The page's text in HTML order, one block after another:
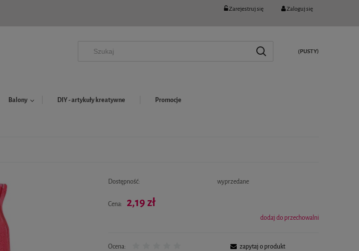
Zarejestruj się Zaloguj się
(PUSTY)
Balony DIY - artykuły kreatywne Promocje
Dostępność: wyprzedane
Cena: 2,19 zł
dodaj do przechowalni
Ocena:
zapytaj o produkt